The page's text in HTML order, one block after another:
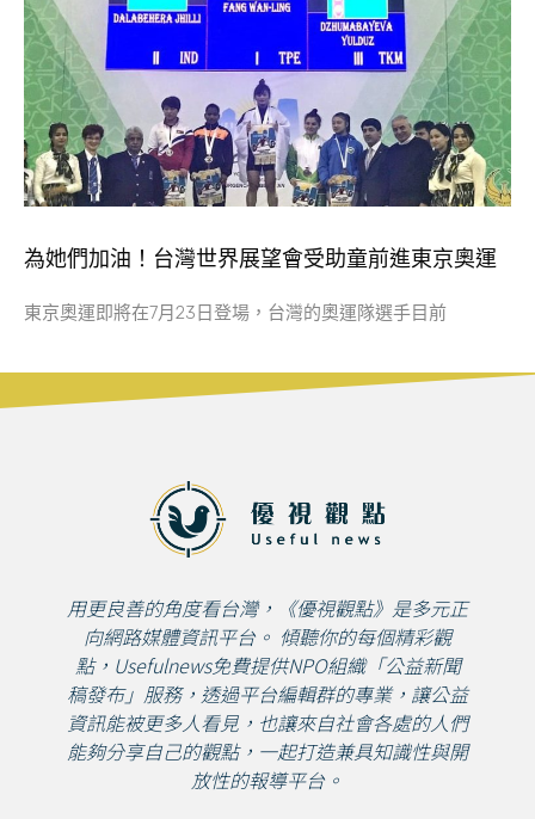
為她們加油！台灣世界展望會受助童前進東京奧運
東京奧運即將在7月23日登場，台灣的奧運隊選手目前
用更良善的角度看台灣，《優視觀點》是多元正
向網路媒體資訊平台。 傾聽你的每個精彩觀
點，Usefulnews免費提供NPO組織「公益新聞
稿發布」服務，透過平台編輯群的專業，讓公益
資訊能被更多人看見，也讓來自社會各處的人們
能夠分享自己的觀點，一起打造兼具知識性與開
放性的報導平台。